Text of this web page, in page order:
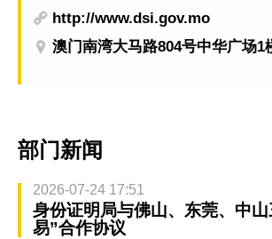
http://www.dsi.gov.mo
澳门南湾大马路804号中华广场1
部门新闻
2026-07-24 17:51
身份证明局与佛山、东莞、中
易”合作协议